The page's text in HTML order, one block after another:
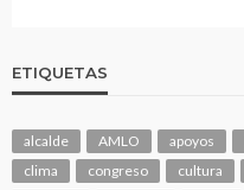
ETIQUETAS
alcalde AMLO apoyos
clima
congreso cultura